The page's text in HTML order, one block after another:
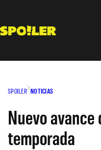
contenido
SPOILER NOTICIAS
Nuevo
temporada